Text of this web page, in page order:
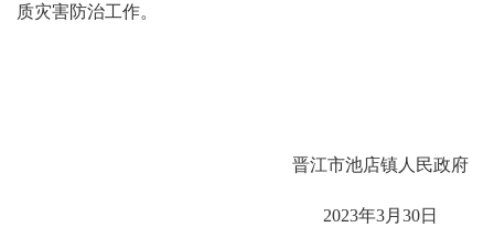
质灾害防治工作。
晋江市池店镇人民政府
2023年3月 30日